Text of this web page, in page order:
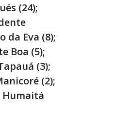
(24);
da Eva (8);
Boa (5);
(3);
(2);
Humaitá